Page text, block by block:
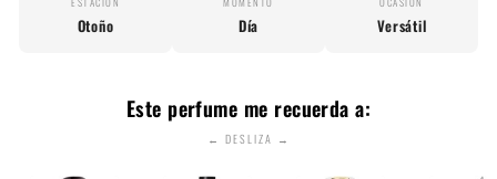
Otoño Día Versátil
Este perfume me recuerda a:
← DESLIZA →